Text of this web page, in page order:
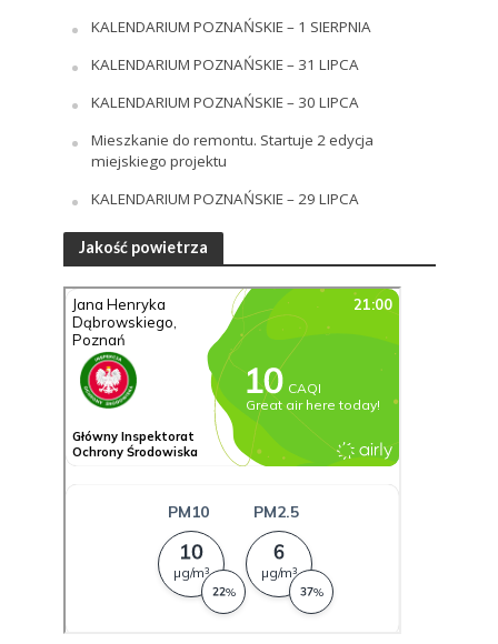
KALENDARIUM POZNAŃSKIE – 1 SIERPNIA
KALENDARIUM POZNAŃSKIE – 31 LIPCA
KALENDARIUM POZNAŃSKIE – 30 LIPCA
Mieszkanie do remontu. Startuje 2 edycja
miejskiego projektu
KALENDARIUM POZNAŃSKIE – 29 LIPCA
Jakość powietrza